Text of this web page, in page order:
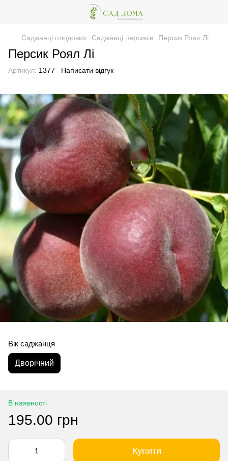
Саджанці плодових Саджанці персиків Персик Роял Лі
Персик Роял Лі
Артикул: 1377 Написати відгук
Вік саджанця
Дворічний
В наявності
195.00 грн
Купити